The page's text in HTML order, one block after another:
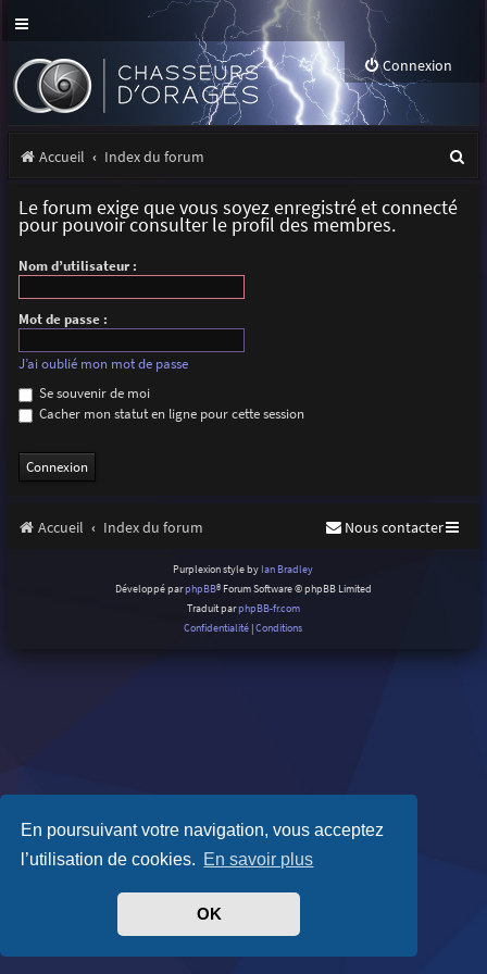
En poursuivant votre navigation, vous acceptez
l’utilisation de cookies. En savoir plus
OK
Connexion
Accueil Index du forum
Le forum exige que vous soyez enregistré et connecté
pour pouvoir consulter le profil des membres.
Nom d’utilisateur :
Mot de passe :
J’ai oublié mon mot de passe
Se souvenir de moi
Cacher mon statut en ligne pour cette session
Accueil Index du forum Nous contacter
Purplexion style by Ian Bradley
Développé parphpBB® Forum Software © phpBB Limited
Traduit parphpBB-fr.com
Confidentialité |Conditions